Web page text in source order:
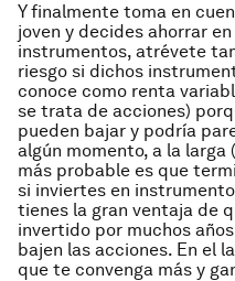
Y finalmente toma en
joven y decides ahorrar
instrumentos, atrévete
riesgo si dichos
conoce como renta
se trata de acciones)
pueden bajar y podría
algún momento, a la larga
más probable es que
si inviertes en
tienes la gran ventaja de
invertido por muchos
bajen las acciones. En el
que te convenga más y